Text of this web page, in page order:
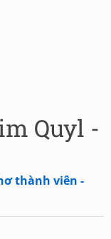
Quyl -
thành viên -